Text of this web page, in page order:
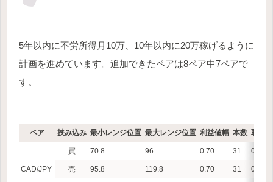
5年以内に不労所得月10万、10年以内に20万稼げるように
計画を進めています。追加できたペアは8ペア中7ペアで
す。
ペア 挟み込み 最小レンジ位置 最大レンジ位置 利益値幅 本数 取引
CAD/JPY
買 70.8 96 0.70 31 0.1
売 95.8 119.8 0.70 31 0.1